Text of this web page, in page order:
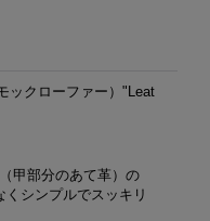
ックローファー）"Leat
甲部分のあて革）の
シンプルでスッキリ